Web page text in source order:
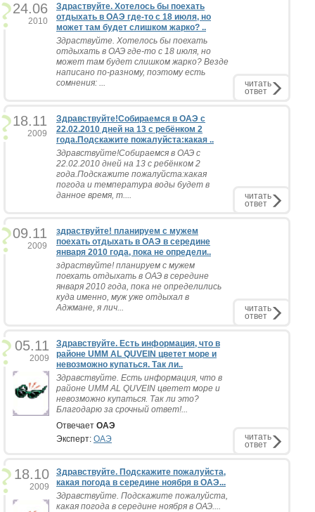
24.06
2010
Здраствуйте. Хотелось бы поехать
отдыхать в ОАЭ где-то с 18 июля, но
может там будет слишком жарко? ..
Здраствуйте. Хотелось бы поехать
отдыхать в ОАЭ где-то с 18 июля, но
может там будет слишком жарко? Везде
написано по-разному, поэтому есть
сомнения: ...
читать
ответ
18.11
2009
Здравствуйте!Собираемся в ОАЭ с
22.02.2010 дней на 13 с ребёнком 2
года.Подскажите пожалуйста:какая ..
Здравствуйте!Собираемся в ОАЭ с
22.02.2010 дней на 13 с ребёнком 2
года.Подскажите пожалуйста:какая
погода и температура воды будет в
данное время, т....
читать
ответ
09.11
2009
здраствуйте! планируем с мужем
поехать отдыхать в ОАЭ в середине
января 2010 года, пока не определи..
здраствуйте! планируем с мужем
поехать отдыхать в ОАЭ в середине
января 2010 года, пока не определились
куда именно, муж уже отдыхал в
Аджмане, я лич...
читать
ответ
05.11
2009
Здравствуйте. Есть информация, что в
районе UMM AL QUVEIN цветет море и
невозможно купаться. Так ли..
Здравствуйте. Есть информация, что в
районе UMM AL QUVEIN цветет море и
невозможно купаться. Так ли это?
Благодарю за срочный ответ!...
Отвечает ОАЭ
Эксперт: ОАЭ читать
ответ
18.10
2009
Здравствуйте. Подскажите пожалуйста,
какая погода в середине ноября в ОАЭ...
Здравствуйте. Подскажите пожалуйста,
какая погода в середине ноября в ОАЭ....